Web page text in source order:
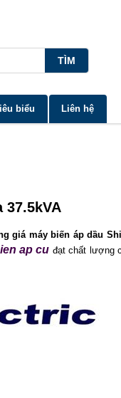
biểu Liên hệ
37.5kVA
giá máy biến áp dầu
ap cu đạt chất lượng